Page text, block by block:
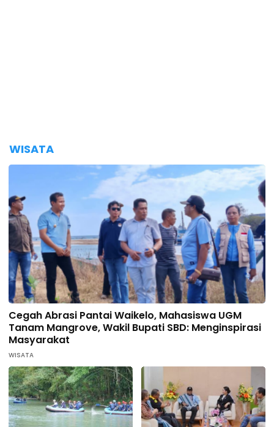
WISATA
Cegah Abrasi Pantai Waikelo, Mahasiswa UGM
Tanam Mangrove, Wakil Bupati SBD: Menginspirasi
Masyarakat
WISATA